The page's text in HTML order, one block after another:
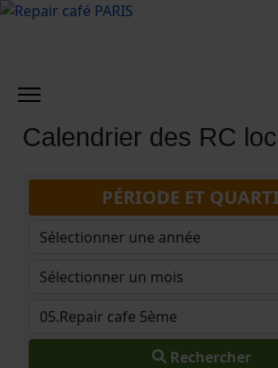
Calendrier des RC
PÉRIODE ET
Rechercher